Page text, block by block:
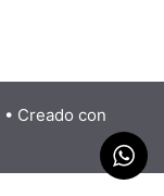
• Creado con